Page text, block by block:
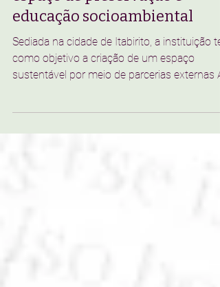
ECOS
Casa do adolescente visa criar
espaço de preservação e
educação socioambiental
sustentável por meio de parcerias externas A